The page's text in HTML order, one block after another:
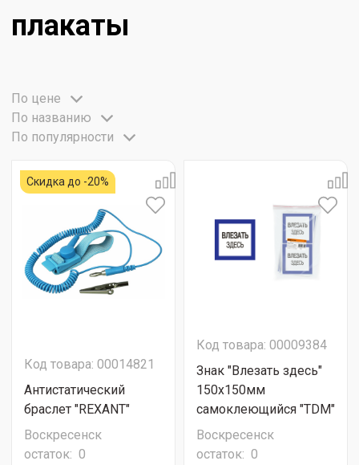
плакаты
По цене
По названию
По популярности
Скидка до -20%
Код товара: 00014821
Антистатический
браслет "REXANT"
Воскресенск
остаток: 0
Код товара: 00009384
Знак "Влезать здесь"
150х150мм
самоклеющийся "TDM"
Воскресенск
остаток: 0